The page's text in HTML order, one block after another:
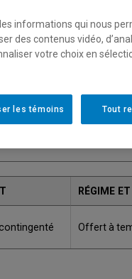
est
RÉGIME
Offert à
informations qui nous
des contenus vidéo,
votre choix en
Tout
les témoins